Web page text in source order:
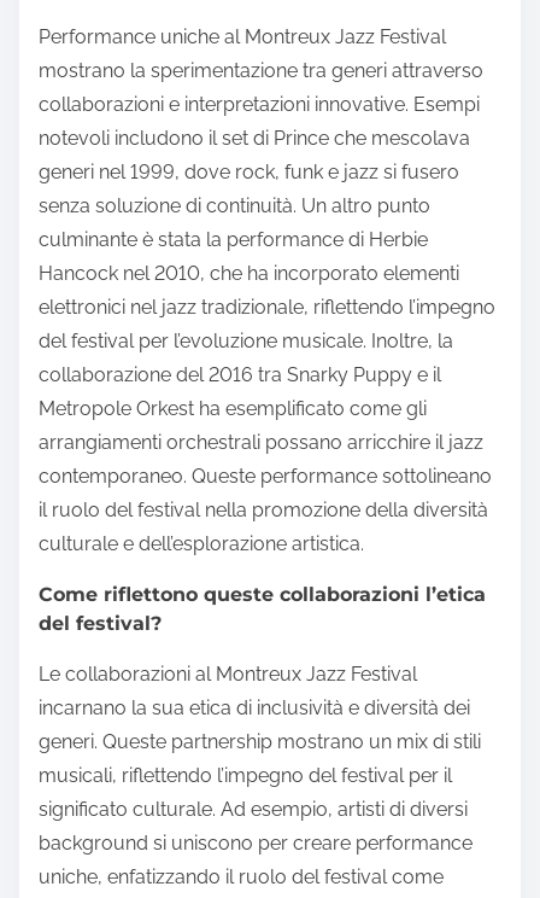
Performance uniche al Montreux Jazz Festival
mostrano la sperimentazione tra generi attraverso
collaborazioni e interpretazioni innovative. Esempi
notevoli includono il set di Prince che mescolava
generi nel 1999, dove rock, funk e jazz si fusero
senza soluzione di continuità. Un altro punto
culminante è stata la performance di Herbie
Hancock nel 2010, che ha incorporato elementi
elettronici nel jazz tradizionale, riflettendo l’impegno
del festival per l’evoluzione musicale. Inoltre, la
collaborazione del 2016 tra Snarky Puppy e il
Metropole Orkest ha esemplificato come gli
arrangiamenti orchestrali possano arricchire il jazz
contemporaneo. Queste performance sottolineano
il ruolo del festival nella promozione della diversità
culturale e dell’esplorazione artistica.
Come riflettono queste collaborazioni l’etica
del festival?
Le collaborazioni al Montreux Jazz Festival
incarnano la sua etica di inclusività e diversità dei
generi. Queste partnership mostrano un mix di stili
musicali, riflettendo l’impegno del festival per il
significato culturale. Ad esempio, artisti di diversi
background si uniscono per creare performance
uniche, enfatizzando il ruolo del festival come